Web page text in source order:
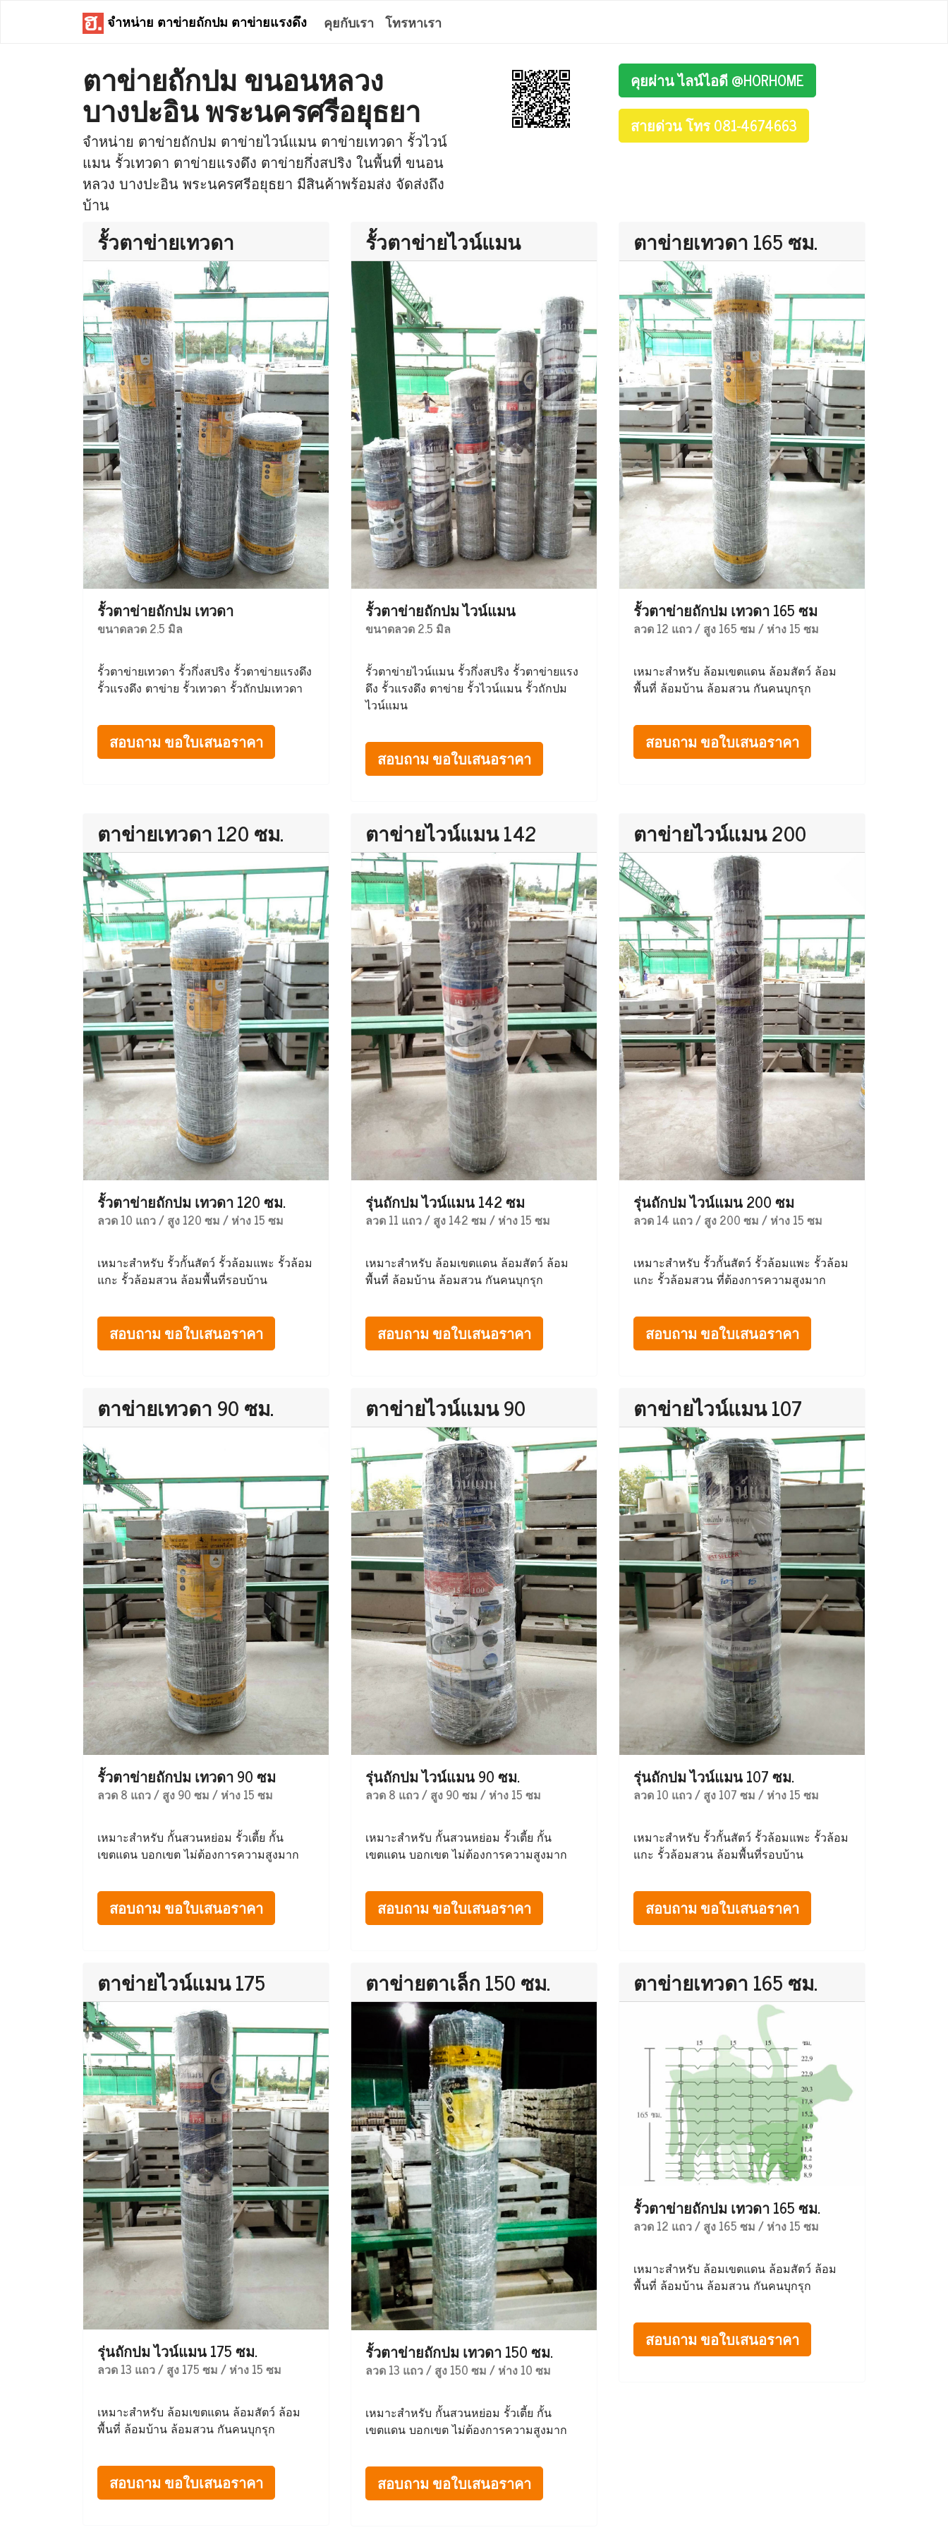
จำหน่าย ตาข่ายถักปม ตาข่ายแรงดึง คุยกับเรา โทรหาเรา
ตาข่ายถักปม ขนอนหลวง
บางปะอิน พระนครศรีอยุธยา
จำหน่าย ตาข่ายถักปม ตาข่ายไวน์แมน ตาข่ายเทวดา รั้วไวน์
แมน รั้วเทวดา ตาข่ายแรงดึง ตาข่ายกึ่งสปริง ในพื้นที่ ขนอน
หลวง บางปะอิน พระนครศรีอยุธยา มีสินค้าพร้อมส่ง จัดส่งถึง
บ้าน
คุยผ่าน ไลน์ไอดี @HORHOME
สายด่วน โทร 081-4674663
รั้วตาข่ายเทวดา
รั้วตาข่ายถักปม เทวดา
ขนาดลวด 2.5 มิล
รั้วตาข่ายเทวดา รั้วกึ่งสปริง รั้วตาข่ายแรงดึง
รั้วแรงดึง ตาข่าย รั้วเทวดา รั้วถักปมเทวดา
สอบถาม ขอใบเสนอราคา
รั้วตาข่ายไวน์แมน
รั้วตาข่ายถักปม ไวน์แมน
ขนาดลวด 2.5 มิล
รั้วตาข่ายไวน์แมน รั้วกึ่งสปริง รั้วตาข่ายแรง
ดึง รั้วแรงดึง ตาข่าย รั้วไวน์แมน รั้วถักปม
ไวน์แมน
สอบถาม ขอใบเสนอราคา
ตาข่ายเทวดา 165 ซม.
รั้วตาข่ายถักปม เทวดา 165 ซม
ลวด 12 แถว / สูง 165 ซม / ห่าง 15 ซม
เหมาะสำหรับ ล้อมเขตแดน ล้อมสัตว์ ล้อม
พื้นที่ ล้อมบ้าน ล้อมสวน กันคนบุกรุก
สอบถาม ขอใบเสนอราคา
ตาข่ายเทวดา 120 ซม.
รั้วตาข่ายถักปม เทวดา 120 ซม.
ลวด 10 แถว / สูง 120 ซม / ห่าง 15 ซม
เหมาะสำหรับ รั้วกั้นสัตว์ รั้วล้อมแพะ รั้วล้อม
แกะ รั้วล้อมสวน ล้อมพื้นที่รอบบ้าน
สอบถาม ขอใบเสนอราคา
ตาข่ายไวน์แมน 142
รุ่นถักปม ไวน์แมน 142 ซม
ลวด 11 แถว / สูง 142 ซม / ห่าง 15 ซม
เหมาะสำหรับ ล้อมเขตแดน ล้อมสัตว์ ล้อม
พื้นที่ ล้อมบ้าน ล้อมสวน กันคนบุกรุก
สอบถาม ขอใบเสนอราคา
ตาข่ายไวน์แมน 200
รุ่นถักปม ไวน์แมน 200 ซม
ลวด 14 แถว / สูง 200 ซม / ห่าง 15 ซม
เหมาะสำหรับ รั้วกั้นสัตว์ รั้วล้อมแพะ รั้วล้อม
แกะ รั้วล้อมสวน ที่ต้องการความสูงมาก
สอบถาม ขอใบเสนอราคา
ตาข่ายเทวดา 90 ซม.
รั้วตาข่ายถักปม เทวดา 90 ซม
ลวด 8 แถว / สูง 90 ซม / ห่าง 15 ซม
เหมาะสำหรับ กั้นสวนหย่อม รั้วเตี้ย กั้น
เขตแดน บอกเขต ไม่ต้องการความสูงมาก
สอบถาม ขอใบเสนอราคา
ตาข่ายไวน์แมน 90
รุ่นถักปม ไวน์แมน 90 ซม.
ลวด 8 แถว / สูง 90 ซม / ห่าง 15 ซม
เหมาะสำหรับ กั้นสวนหย่อม รั้วเตี้ย กั้น
เขตแดน บอกเขต ไม่ต้องการความสูงมาก
สอบถาม ขอใบเสนอราคา
ตาข่ายไวน์แมน 107
รุ่นถักปม ไวน์แมน 107 ซม.
ลวด 10 แถว / สูง 107 ซม / ห่าง 15 ซม
เหมาะสำหรับ รั้วกั้นสัตว์ รั้วล้อมแพะ รั้วล้อม
แกะ รั้วล้อมสวน ล้อมพื้นที่รอบบ้าน
สอบถาม ขอใบเสนอราคา
ตาข่ายไวน์แมน 175
รุ่นถักปม ไวน์แมน 175 ซม.
ลวด 13 แถว / สูง 175 ซม / ห่าง 15 ซม
เหมาะสำหรับ ล้อมเขตแดน ล้อมสัตว์ ล้อม
พื้นที่ ล้อมบ้าน ล้อมสวน กันคนบุกรุก
สอบถาม ขอใบเสนอราคา
ตาข่ายตาเล็ก 150 ซม.
รั้วตาข่ายถักปม เทวดา 150 ซม.
ลวด 13 แถว / สูง 150 ซม / ห่าง 10 ซม
เหมาะสำหรับ กั้นสวนหย่อม รั้วเตี้ย กั้น
เขตแดน บอกเขต ไม่ต้องการความสูงมาก
สอบถาม ขอใบเสนอราคา
ตาข่ายเทวดา 165 ซม.
รั้วตาข่ายถักปม เทวดา 165 ซม.
ลวด 12 แถว / สูง 165 ซม / ห่าง 15 ซม
เหมาะสำหรับ ล้อมเขตแดน ล้อมสัตว์ ล้อม
พื้นที่ ล้อมบ้าน ล้อมสวน กันคนบุกรุก
สอบถาม ขอใบเสนอราคา